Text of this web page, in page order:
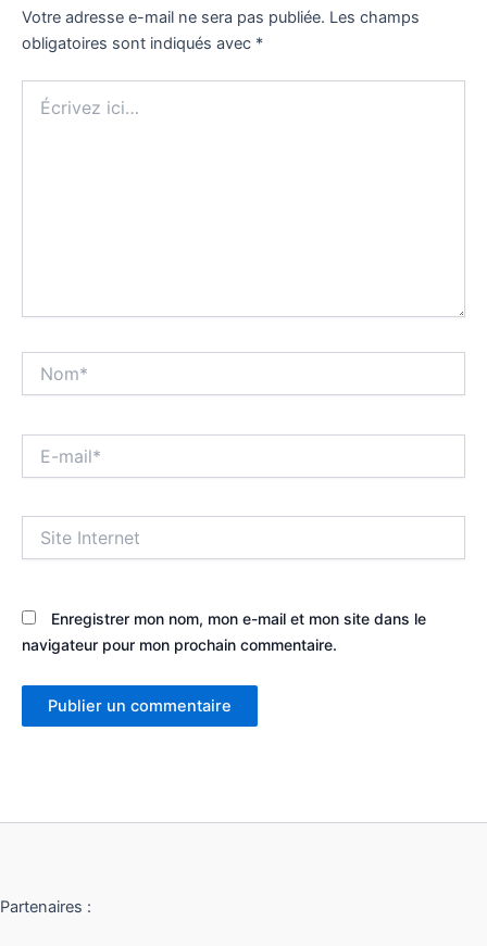
Votre adresse e-mail ne sera pas publiée. Les champs
obligatoires sont indiqués avec *
ici…
mail*
Internet
Enregistrer mon nom, mon e-mail et mon site dans le
navigateur pour mon prochain commentaire.
Partenaires :